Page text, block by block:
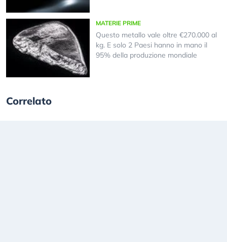
MATERIE PRIME
Questo metallo vale oltre €270.000 al
kg. E solo 2 Paesi hanno in mano il
95% della produzione mondiale
Correlato